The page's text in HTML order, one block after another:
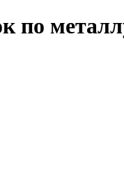
по